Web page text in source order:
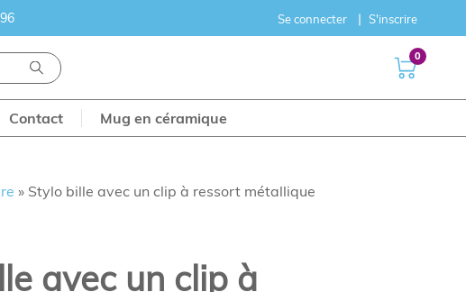
Se connecter S'inscrire
0
Contact Mug en céramique
» Stylo bille avec un clip à ressort métallique
avec un clip à